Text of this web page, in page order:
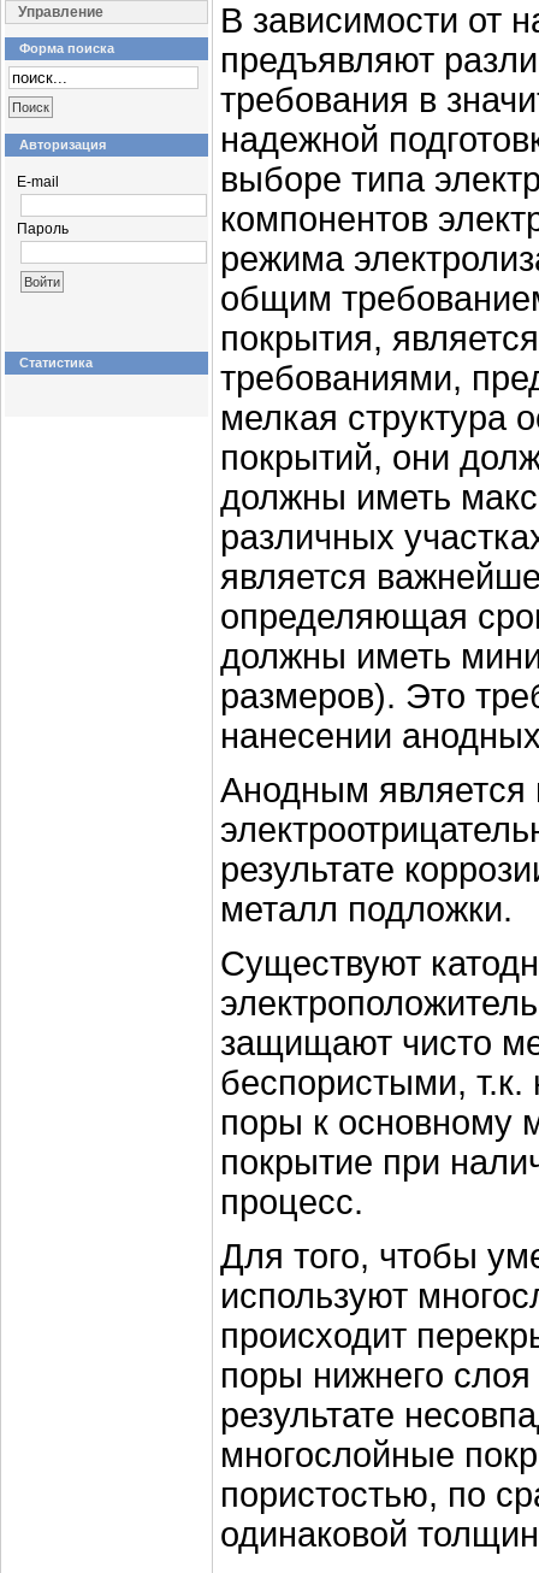
Управление
Форма поиска
Авторизация
E-mail
Пароль
Статистика
В зависимости от
предъявляют
требования в
надежной
выборе типа
компонентов
режима
общим
покрытия,
требованиями,
мелкая структура
покрытий, они
должны иметь
различных
является
определяющая
должны иметь
размеров). Это
нанесении
Анодным является
результате
металл подложки.
Существуют
защищают чисто
беспористыми, т.к.
поры к основному
покрытие при
процесс.
Для того, чтобы
используют
происходит
поры нижнего
результате
многослойные
пористостью, по
одинаковой